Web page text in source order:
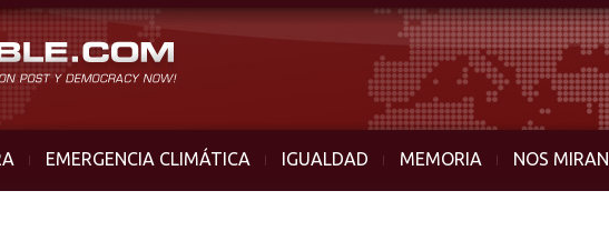
EMERGENCIA CLIMÁTICA IGUALDAD MEMORIA NOS MIRAN